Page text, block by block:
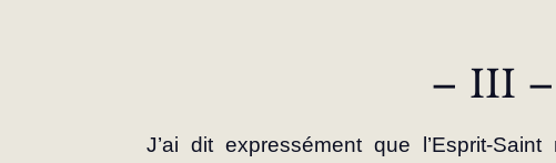
– III –
J’ai dit expressément que l’Esprit-